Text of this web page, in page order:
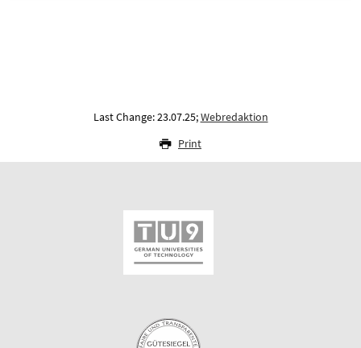
Last Change: 23.07.25;Webredaktion
Print